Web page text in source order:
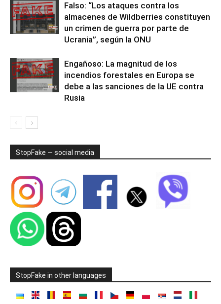
Falso: “Los ataques contra los
almacenes de Wildberries constituyen
un crimen de guerra por parte de
Ucrania”, según la ONU
Engañoso: La magnitud de los
incendios forestales en Europa se
debe a las sanciones de la UE contra
Rusia
StopFake — social media
StopFake in other languages